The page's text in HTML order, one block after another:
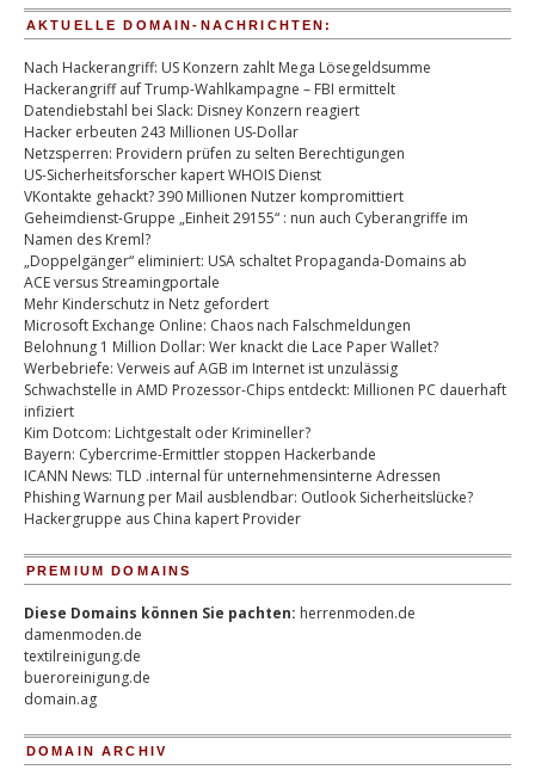
AKTUELLE DOMAIN-NACHRICHTEN:
Nach Hackerangriff: US Konzern zahlt Mega Lösegeldsumme
Hackerangriff auf Trump-Wahlkampagne – FBI ermittelt
Datendiebstahl bei Slack: Disney Konzern reagiert
Hacker erbeuten 243 Millionen US-Dollar
Netzsperren: Providern prüfen zu selten Berechtigungen
US-Sicherheitsforscher kapert WHOIS Dienst
VKontakte gehackt? 390 Millionen Nutzer kompromittiert
Geheimdienst-Gruppe „Einheit 29155“ : nun auch Cyberangriffe im
Namen des Kreml?
„Doppelgänger“ eliminiert: USA schaltet Propaganda-Domains ab
ACE versus Streamingportale
Mehr Kinderschutz in Netz gefordert
Microsoft Exchange Online: Chaos nach Falschmeldungen
Belohnung 1 Million Dollar: Wer knackt die Lace Paper Wallet?
Werbebriefe: Verweis auf AGB im Internet ist unzulässig
Schwachstelle in AMD Prozessor-Chips entdeckt: Millionen PC dauerhaft
infiziert
Kim Dotcom: Lichtgestalt oder Krimineller?
Bayern: Cybercrime-Ermittler stoppen Hackerbande
ICANN News: TLD .internal für unternehmensinterne Adressen
Phishing Warnung per Mail ausblendbar: Outlook Sicherheitslücke?
Hackergruppe aus China kapert Provider
PREMIUM DOMAINS
Diese Domains können Sie pachten: herrenmoden.de
damenmoden.de
textilreinigung.de
bueroreinigung.de
domain.ag
DOMAIN ARCHIV